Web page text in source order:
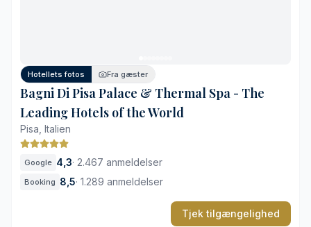
Hotellets fotos Fra gæster
Bagni Di Pisa Palace & Thermal Spa - The
Leading Hotels of the World
Pisa, Italien
Google 4,3· 2.467 anmeldelser
Booking 8,5· 1.289 anmeldelser
Tjek tilgængelighed